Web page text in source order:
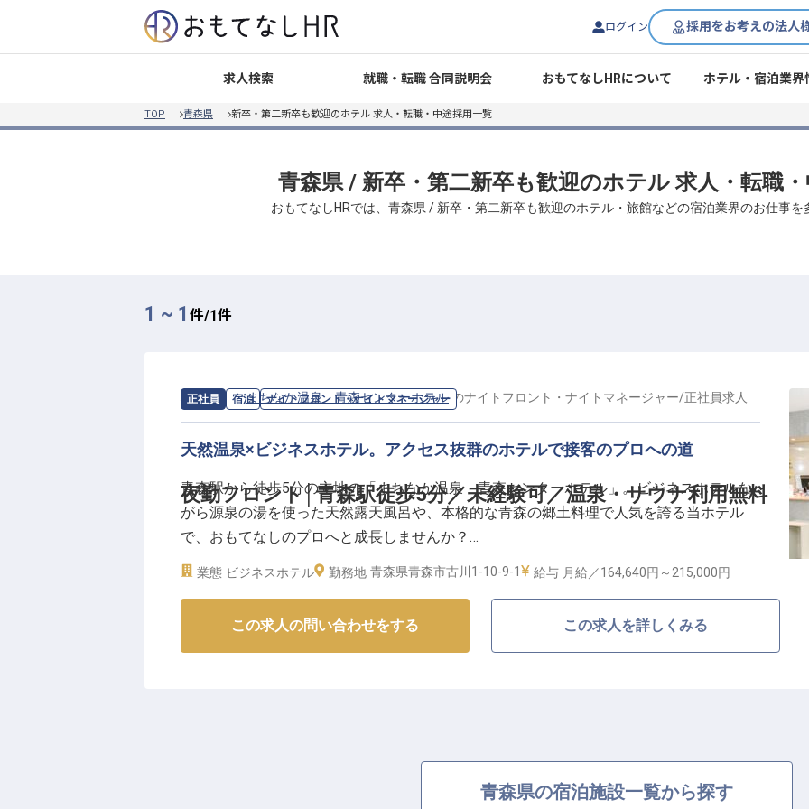
ログイン 採用をお考えの法人
求人検索 就職・転職 合同説明会 おもてなしHRについて ホテル・宿泊業界
TOP 青森県 新卒・第二新卒も歓迎のホテル 求人・転職・中途採用一覧
青森県 / 新卒・第二新卒も歓迎のホテル 求人・転職
おもてなしHRでは、青森県 / 新卒・第二新卒も歓迎のホテル・旅館などの宿泊業界のお仕事
1 ~ 1 件/1件
正社員 宿泊 ナイトフロント・ナイトマネージャー
夜勤フロント│青森駅徒歩5分／未経験可／温泉・サウナ利用無料
求人情報：まちなか温泉 青森センターホテル のナイトフロント・ナイトマネージャー/正社員求人
天然温泉×ビジネスホテル。アクセス抜群のホテルで接客のプロへの道
青森駅から徒歩5分の立地の「まちなか温泉 青森センターホテル」。ビジネスホテルな
がら源泉の湯を使った天然露天風呂や、本格的な青森の郷土料理で人気を誇る当ホテル
で、おもてなしのプロへと成長しませんか？
・未経験歓迎！スタッフの大半が未経験者
・インセンティブあり！頑張りがしっかり給与に反映
現在活躍中のスタッフもほぼ全員がホテル業界未経験です！接客の基礎から丁寧に教え、
できることから一つずつお願いするのでご安心ください。語学力に自身のある方は活かせ
業態 ビジネスホテル 勤務地 青森県青森市古川1-10-9-1 給与 月給／164,640円～ 215,000円
この求人の問い合わせをする この求人を詳しくみる
青森県の宿泊施設一覧から探す